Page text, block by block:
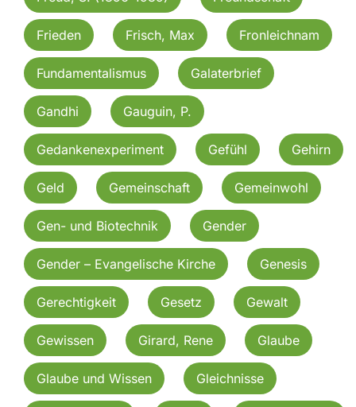
Frieden Frisch, Max Fronleichnam
Fundamentalismus Galaterbrief
Gandhi Gauguin, P.
Gedankenexperiment Gefühl Gehirn
Geld Gemeinschaft Gemeinwohl
Gen- und Biotechnik Gender
Gender – Evangelische Kirche Genesis
Gerechtigkeit Gesetz Gewalt
Gewissen Girard, Rene Glaube
Glaube und Wissen Gleichnisse